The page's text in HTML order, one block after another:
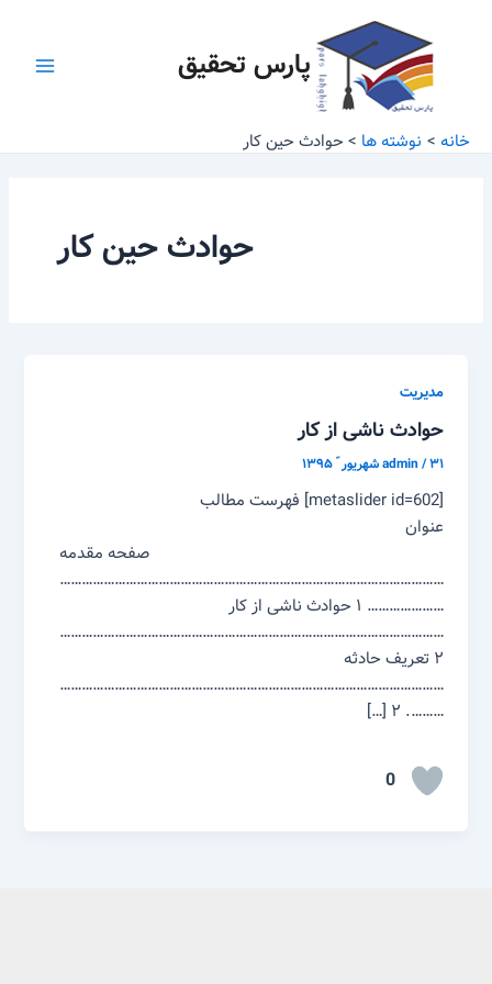
پارس تحقیق
خانه نوشته ها حوادث حین کار
حوادث حین کار
مدیریت
حوادث ناشی از کار
admin/۳۱ شهریور ّ ۱۳۹۵
[metaslider id=602] فهرست مطالب
عنوان
صفحه مقدمه
……………………………………………………………………………………………
………………… ۱ حوادث ناشی از کار
……………………………………………………………………………………………
۲ تعریف حادثه
……………………………………………………………………………………………
………. ۲ […]
0